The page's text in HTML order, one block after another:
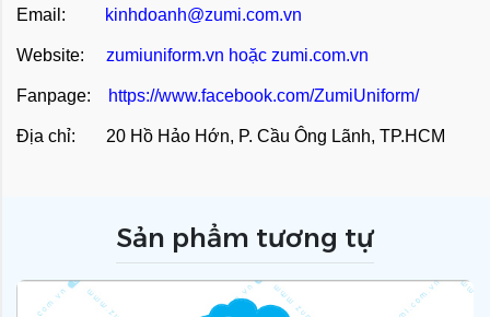
Email: kinhdoanh@zumi.com.vn
Website: zumiuniform.vn hoặc zumi.com.vn
Fanpage: https://www.facebook.com/ZumiUniform/
Địa chỉ: 20 Hồ Hảo Hớn, P. Cầu Ông Lãnh, TP.HCM
Sản phẩm tương tự